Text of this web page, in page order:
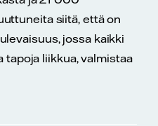
siitä, että on
jossa kaikki
tapoja liikkua, valmistaa